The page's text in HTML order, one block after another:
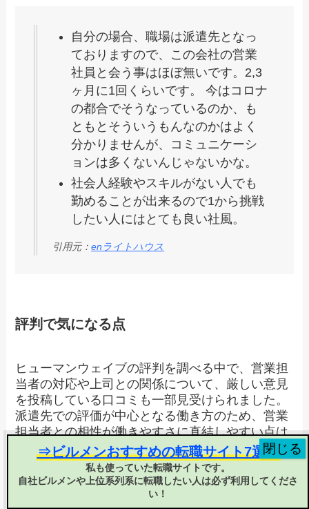
自分の場合、職場は派遣先となっ
ておりますので、この会社の営業
社員と会う事はほぼ無いです。2,3
ヶ月に1回くらいです。 今はコロナ
の都合でそうなっているのか、も
ともとそういうもんなのかはよく
分かりませんが、コミュニケーシ
ョンは多くないんじゃないかな。
社会人経験やスキルがない人でも
勤めることが出来るので1から挑戦
したい人にはとても良い社風。
引用元：enライトハウス
評判で気になる点
ヒューマンウェイブの評判を調べる中で、営業担
当者の対応や上司との関係について、厳しい意見
を投稿している口コミも一部見受けられました。
派遣先での評価が中心となる働き方のため、営業
担当者との相性が働きやすさに直結しやすい点は
理解しておいたほうがよいでしょう。
正社員型派遣は営業担当との関係
性が働きやすさを左右しやすいの
⇒ビルメンおすすめの転職サイト7選！
私も使っていた転職サイトです。
自社ビルメンや上位系列系に転職したい人は必ず利用してくださ
い！